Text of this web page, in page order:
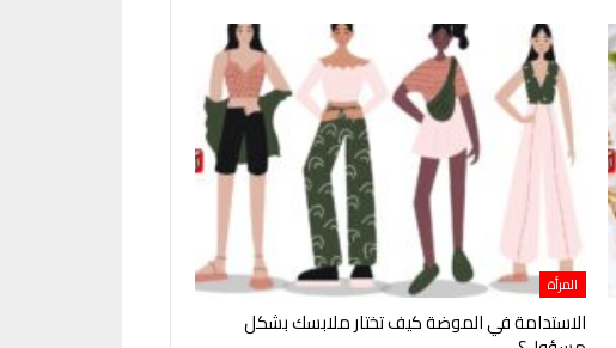
المرأة
الاستدامة في الموضة كيف تختار ملابسك بشكل